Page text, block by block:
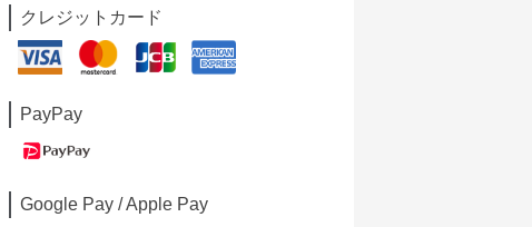
クレジットカード
PayPay
Google Pay / Apple Pay